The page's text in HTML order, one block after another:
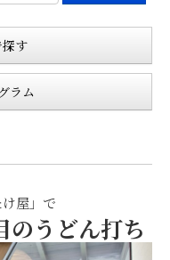
す
ラム
屋」で
のうどん打ち